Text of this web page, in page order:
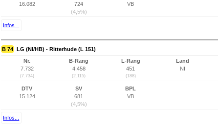
16.082
724
(4,5%)
VB
Infos...
B 74 LG (NI/HB) - Ritterhude (L 151)
Nr.
7.732
(7.734)
B-Rang
4.458
(2.115)
L-Rang
451
(188)
Land
NI
DTV
15.124
SV
681
(4,5%)
BPL
VB
Infos...